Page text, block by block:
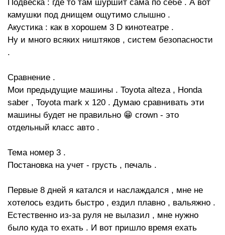
Подвеска : где то там шуршит сама по себе . А вот
камушки под днищем ощутимо слышно .
Акустика : как в хорошем 3 D кинотеатре .
Ну и много всяких ништяков , систем безопасности
.
Сравнение .
Мои предыдущие машины . Toyota alteza , Honda
saber , Toyota mark x 120 . Думаю сравнивать эти
машины будет не правильно 😁 crown - это
отдельный класс авто .
Тема номер 3 .
Постановка на учет - грусть , печаль .
Первые 8 дней я катался и наслаждался , мне не
хотелось ездить быстро , ездил плавно , вальяжно .
Естественно из-за руля не вылазил , мне нужно
было куда то ехать . И вот пришло время ехать